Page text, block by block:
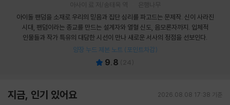
아사이 료 저/송태욱 역
은행나무
아이돌 팬덤을 소재로 우리의 믿음과 집단 심리를 파고드는 문제작. 신이 사라진
시대, 팬덤이라는 종교를 만드는 설계자와 열혈 신도, 음모론자까지. 입체적
인물들과 작가 특유의 대담한 시선이 만나 새로운 서사의 정점을 선보인다.
양장 누드 제본 노트 (포인트차감)
9.8 24
지금, 인기 있어요 2026.08.08 17:38 기준